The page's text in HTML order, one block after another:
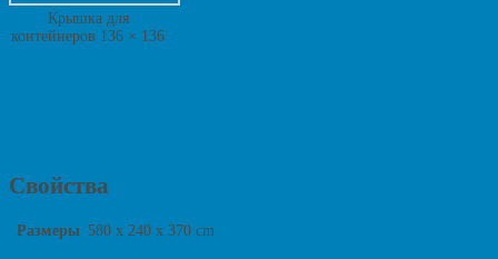
Крышка для
контейнеров 136 × 136
Свойства
Размеры 580 x 240 x 370 cm